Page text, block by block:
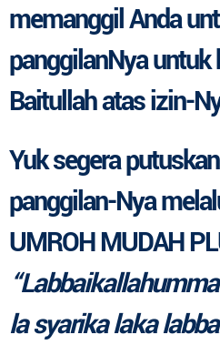
memanggil Anda
panggilanNya untuk
Baitullah atas izin-
Yuk segera
panggilan-Nya
UMROH MUDAH
la syarika laka